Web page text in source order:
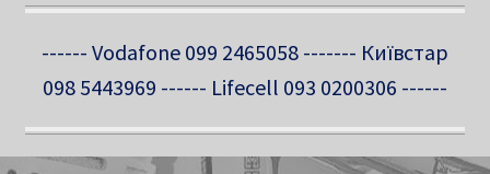
------ Vodafone 099 2465058 ------- Київстар
098 5443969 ------ Lifecell 093 0200306 ------